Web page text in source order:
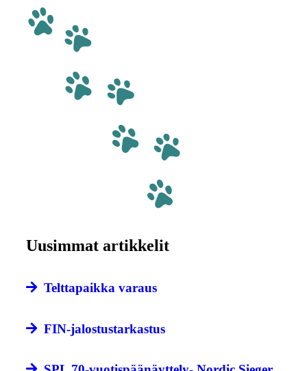
Uusimmat artikkelit
Telttapaikka varaus
FIN-jalostustarkastus